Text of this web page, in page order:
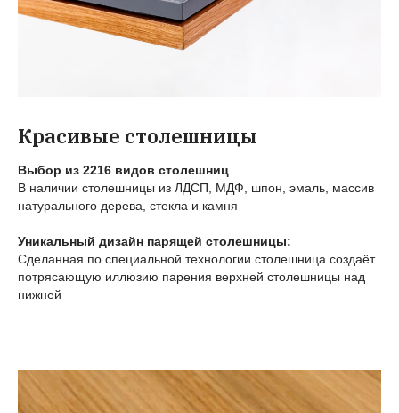
Красивые столешницы
Выбор из 2216 видов столешниц
В наличии столешницы из ЛДСП, МДФ, шпон, эмаль, массив
натурального дерева, стекла и камня
Уникальный дизайн парящей столешницы:
Сделанная по специальной технологии столешница создаёт
потрясающую иллюзию парения верхней столешницы над
нижней